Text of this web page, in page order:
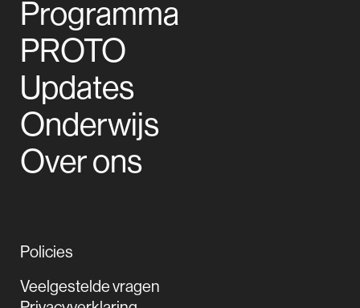
Programma
PROTO
Updates
Onderwijs
Over ons
Policies
Veelgestelde vragen